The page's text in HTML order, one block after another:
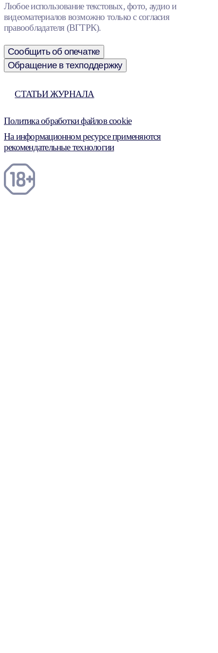
Любое использование текстовых, фото, аудио и
видеоматериалов возможно только с согласия
правообладателя (ВГТРК).
Сообщить об опечатке
Обращение в техподдержку
СТАТЬИ ЖУРНАЛА
Политика обработки файлов cookie
На информационном ресурсе применяются
рекомендательные технологии